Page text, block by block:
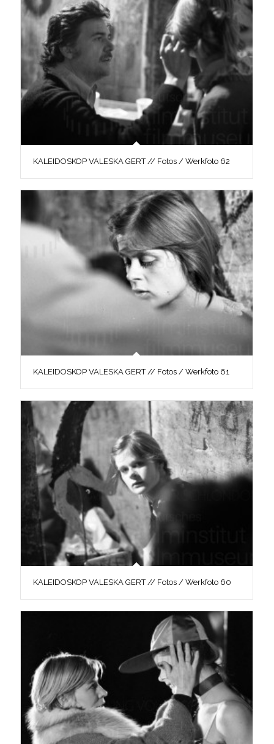
KALEIDOSKOP VALESKA GERT // Fotos / Werkfoto 62
KALEIDOSKOP VALESKA GERT // Fotos / Werkfoto 61
KALEIDOSKOP VALESKA GERT // Fotos / Werkfoto 60